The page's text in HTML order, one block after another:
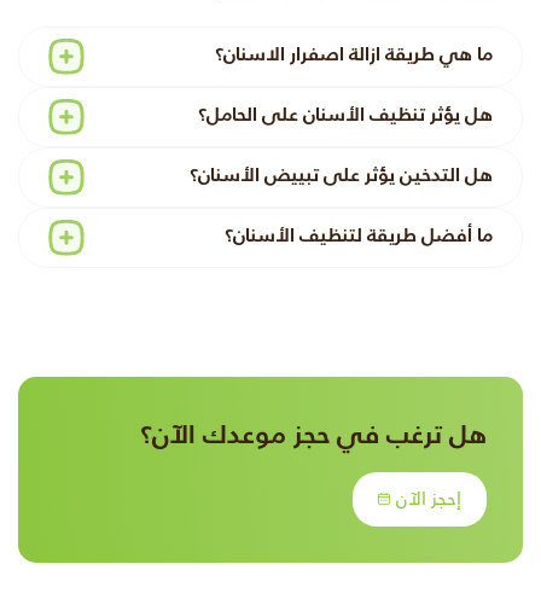
ما هي طريقة ازالة اصفرار الاسنان؟
هل يؤثر تنظيف الأسنان على الحامل؟
هل التدخين يؤثر على تبييض الأسنان؟
ما أفضل طريقة لتنظيف الأسنان؟
هل ترغب في حجز موعدك الآن؟
إحجز الآن